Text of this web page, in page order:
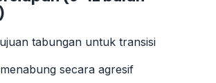
tabungan untuk transisi
secara agresif